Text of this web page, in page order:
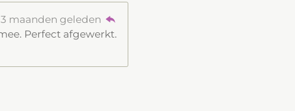
3 maanden geleden
Perfect afgewerkt.